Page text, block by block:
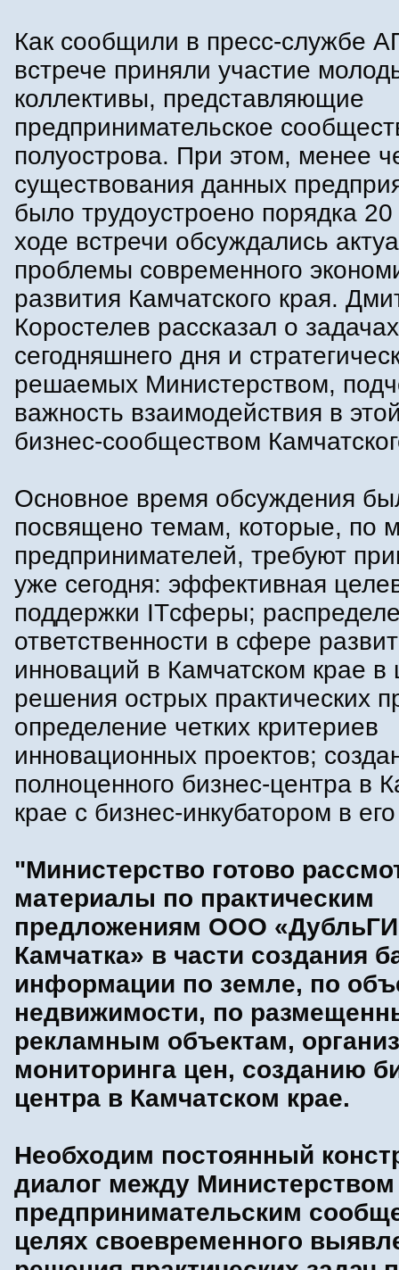
Как сообщили в пресс-службе
встрече приняли участие
коллективы, представляющие
предпринимательское
полуострова. При этом, менее
существования данных
было трудоустроено порядка
ходе встречи обсуждались
проблемы современного
развития Камчатского края.
Коростелев рассказал о задачах
сегодняшнего дня и
решаемых Министерством,
важность взаимодействия в
бизнес-сообществом
Основное время обсуждения
посвящено темам, которые, по
предпринимателей, требуют
уже сегодня: эффективная
поддержки ITсферы;
ответственности в сфере
инноваций в Камчатском крае в
решения острых практических
определение четких критериев
инновационных проектов;
полноценного бизнес-центра в
крае с бизнес-инкубатором в
"Министерство готово
материалы по практическим
предложениям ООО
Камчатка» в части создания
информации по земле, по
недвижимости, по
рекламным объектам,
мониторинга цен, созданию
центра в Камчатском крае.
Необходим постоянный
диалог между
предпринимательским
целях своевременного